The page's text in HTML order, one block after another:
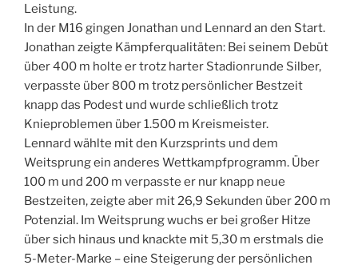
Leistung.
In der M16 gingen Jonathan und Lennard an den Start.
Jonathan zeigte Kämpferqualitäten: Bei seinem Debüt
über 400 m holte er trotz harter Stadionrunde Silber,
verpasste über 800 m trotz persönlicher Bestzeit
knapp das Podest und wurde schließlich trotz
Knieproblemen über 1.500 m Kreismeister.
Lennard wählte mit den Kurzsprints und dem
Weitsprung ein anderes Wettkampfprogramm. Über
100 m und 200 m verpasste er nur knapp neue
Bestzeiten, zeigte aber mit 26,9 Sekunden über 200 m
Potenzial. Im Weitsprung wuchs er bei großer Hitze
über sich hinaus und knackte mit 5,30 m erstmals die
5-Meter-Marke – eine Steigerung der persönlichen